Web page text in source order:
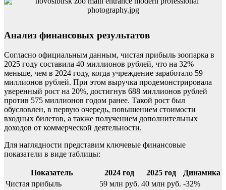
Анализ финансовых результатов
Согласно официальным данным, чистая прибыль зоопарка в
2025 году составила 40 миллионов рублей, что на 32%
меньше, чем в 2024 году, когда учреждение заработало 59
миллионов рублей. При этом выручка продемонстрировала
уверенный рост на 20%, достигнув 688 миллионов рублей
против 575 миллионов годом ранее. Такой рост был
обусловлен, в первую очередь, повышением стоимости
входных билетов, а также получением дополнительных
доходов от коммерческой деятельности.
Для наглядности представим ключевые финансовые
показатели в виде таблицы:
Показатель 2024 год 2025 год
Динамика
Чистая прибыль
59 млн руб. 40 млн руб. -32%